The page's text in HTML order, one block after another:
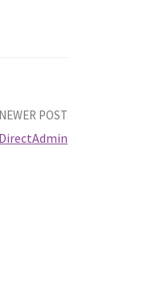
NEWER POST